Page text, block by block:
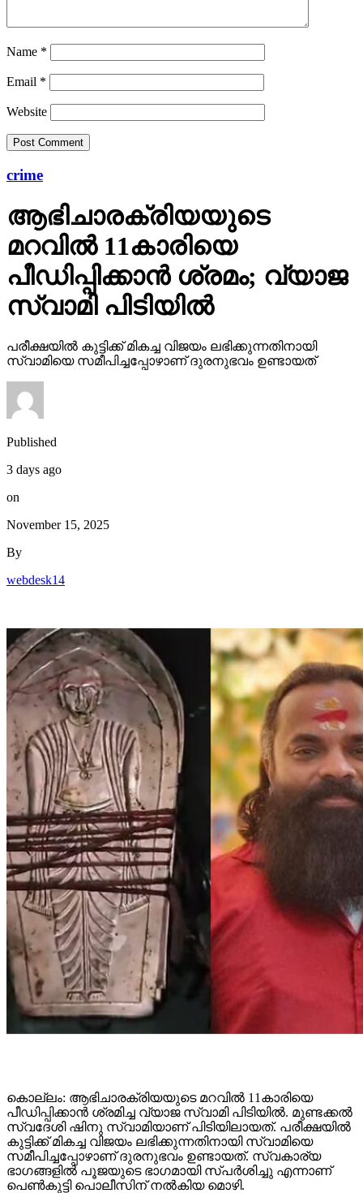
Name *
Email *
Website
crime
ആഭിചാരക്രിയയുടെ
മറവിൽ 11കാരിയെ
പീഡിപ്പിക്കാൻ ശ്രമം; വ്യാജ
സ്വാമി പിടിയിൽ
പരീക്ഷയിൽ കുട്ടിക്ക് മികച്ച വിജയം ലഭിക്കുന്നതിനായി
സ്വാമിയെ സമീപിച്ചപ്പോഴാണ് ദുരനുഭവം ഉണ്ടായത്
Published
3 days ago
on
November 15, 2025
By
webdesk14
കൊല്ലം: ആഭിചാരക്രിയയുടെ മറവിൽ 11കാരിയെ
പീഡിപ്പിക്കാൻ ശ്രമിച്ച വ്യാജ സ്വാമി പിടിയിൽ. മുണ്ടക്കൽ
സ്വദേശി ഷിനു സ്വാമിയാണ് പിടിയിലായത്. പരീക്ഷയിൽ
കുട്ടിക്ക് മികച്ച വിജയം ലഭിക്കുന്നതിനായി സ്വാമിയെ
സമീപിച്ചപ്പോഴാണ് ദുരനുഭവം ഉണ്ടായത്. സ്വകാര്യ
ഭാഗങ്ങളിൽ പൂജയുടെ ഭാഗമായി സ്പർശിച്ചു എന്നാണ്
പെൺകുട്ടി പൊലീസിന് നൽകിയ മൊഴി.